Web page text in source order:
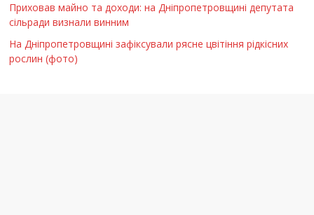
Приховав майно та доходи: на Дніпропетровщині депутата
сільради визнали винним
На Дніпропетровщині зафіксували рясне цвітіння рідкісних
рослин (фото)